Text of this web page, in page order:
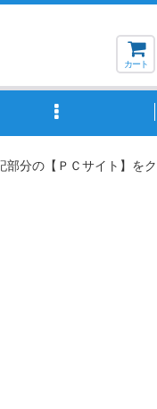
カート
部分の【ＰＣサイト】をク